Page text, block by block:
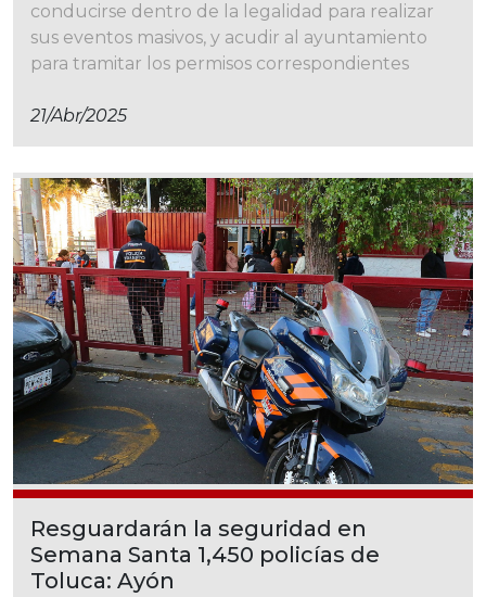
conducirse dentro de la legalidad para realizar
sus eventos masivos, y acudir al ayuntamiento
para tramitar los permisos correspondientes
21/abr/2025
Resguardarán la seguridad en
Semana Santa 1,450 policías de
Toluca: Ayón